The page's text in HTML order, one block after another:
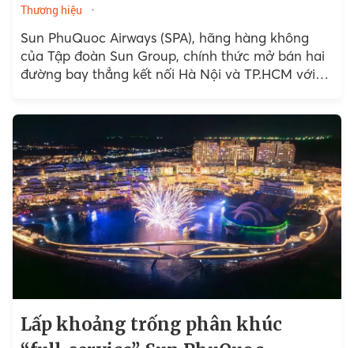
Thương hiệu
Sun PhuQuoc Airways (SPA), hãng hàng không
của Tập đoàn Sun Group, chính thức mở bán hai
đường bay thẳng kết nối Hà Nội và TP.HCM với
Lấp khoảng trống phân khúc